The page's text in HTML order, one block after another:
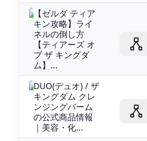
【ゼルダ ティア
キン攻略】ライ
ネルの倒し方
【ティアーズ オ
ブ ザ キングダ
ム】...
DUO(デュオ) / ザ
キングダム クレ
ンジングバーム
の公式商品情報
｜美容・化...